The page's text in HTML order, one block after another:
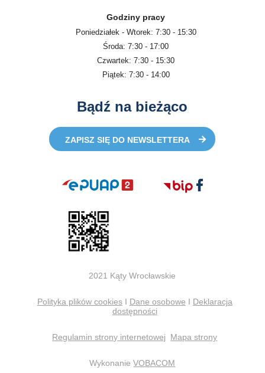
Godziny pracy
Poniedziałek - Wtorek: 7:30 - 15:30
Środa: 7:30 - 17:00
Czwartek: 7:30 - 15:30
Piątek: 7:30 - 14:00
Bądź na bieżąco
ZAPISZ SIĘ DO NEWSLETTERA
2021 Kąty Wrocławskie
Polityka plików cookiesI Dane osobowe I Deklaracja
dostępności
Regulamin strony internetowej Mapa strony
WykonanieVOBACOM